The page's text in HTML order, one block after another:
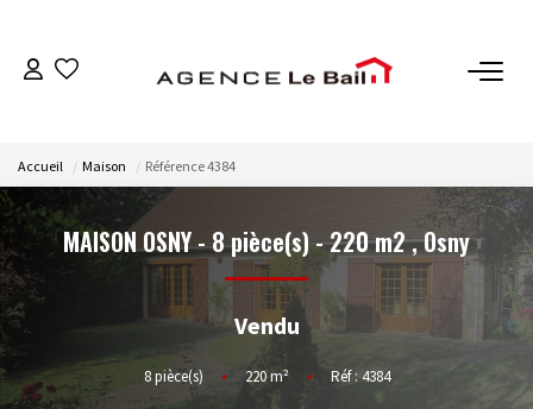
ESTIMATION
LOCATIONS
GESTION
Espace Propriétaire
Accueil Maison Référence 4384
MAISON OSNY - 8 pièce(s) - 220 m2,Osny
Vendu
8pièce(s) • 220m² • Réf : 4384